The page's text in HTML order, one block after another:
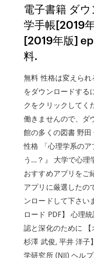
電子書籍 ダ
学手帳[2019
[2019年版]
料.
無料 性格は変えら
をダウンロードする
クをクリックしてく
働きませんので、ダ
館の多くの図書 野
性格 「心理学系の
う…？』 大学で心理
おすすめアプリをご
アプリに厳選したの
ンロードして下さい
ロード PDF】 心理
認と深化のために
杉澤 武俊, 平井 洋子
学研究所 (NII) ヘル